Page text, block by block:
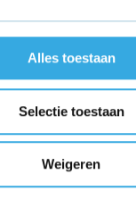
Alles toestaan
Selectie toestaan
Weigeren
6 / 6T
6 / 6T oplader
vandaag voor 18.00
groot dat je je
zal gratis worden